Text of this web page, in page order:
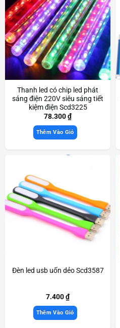
Thanh led có chip led phát
sáng điện 220V siêu sáng tiết
kiệm điện Scd3225
78.300₫
Thêm Vào Giỏ
Đèn led usb uốn dẻo Scd3587
7.400₫
Thêm Vào Giỏ